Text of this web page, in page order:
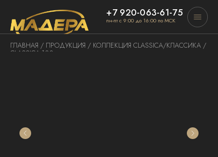
+7 920-063-61-75
пн-пт с 9:00 до 16:00 по МСК
ГЛАВНАЯ/ПРОДУКЦИЯ/КОЛЛЕКЦИЯ CLASSICA/КЛАССИКА /